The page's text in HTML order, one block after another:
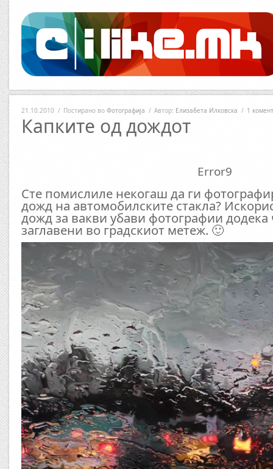
21.10.2010 / Постирано во Фотографија / Автор: Елизабета Илковска / 1
Капките од дождот
Error9
Сте помислиле некогаш да ги
дожд на автомобилските стакла?
дожд за вакви убави фотографии додека
заглавени во градскиот метеж. 🙂